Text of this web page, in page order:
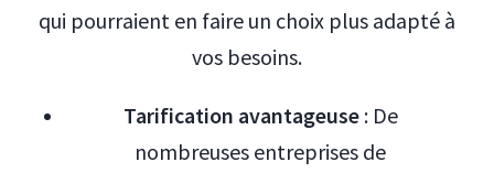
qui pourraient en faire un choix plus adapté à
vos besoins.
Tarification avantageuse: De
nombreuses entreprises de